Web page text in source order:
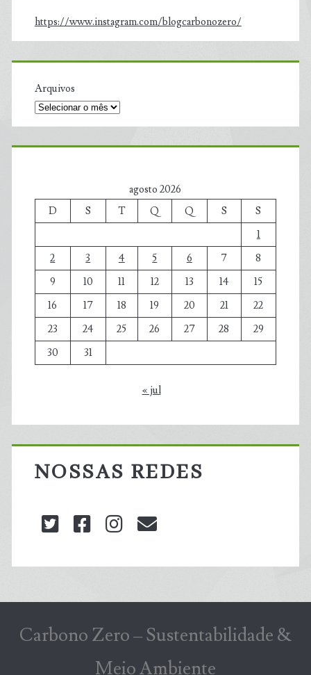
https://www.instagram.com/blogcarbonozero/
Arquivos
agosto 2026
D
S T Q Q S
S
1
2
3 4 5 6 7
8
9
10 11 12 13 14
15
16
17 18 19 20 21
22
23
24 25 26 27 28
29
30
31
« jul
NOSSAS REDES
twitterfacebookinstagram
Carbono Zero – Sustentabilidade &
Meio Ambiente